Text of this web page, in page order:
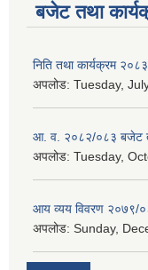
बजेट तथा
निति तथा कार्यक्रम
अपलोड: Tuesday,
आ. व. २०८२/०८३ बजेट
अपलोड: Tuesday,
आय व्यय विवरण २०७९/
अपलोड: Sunday,